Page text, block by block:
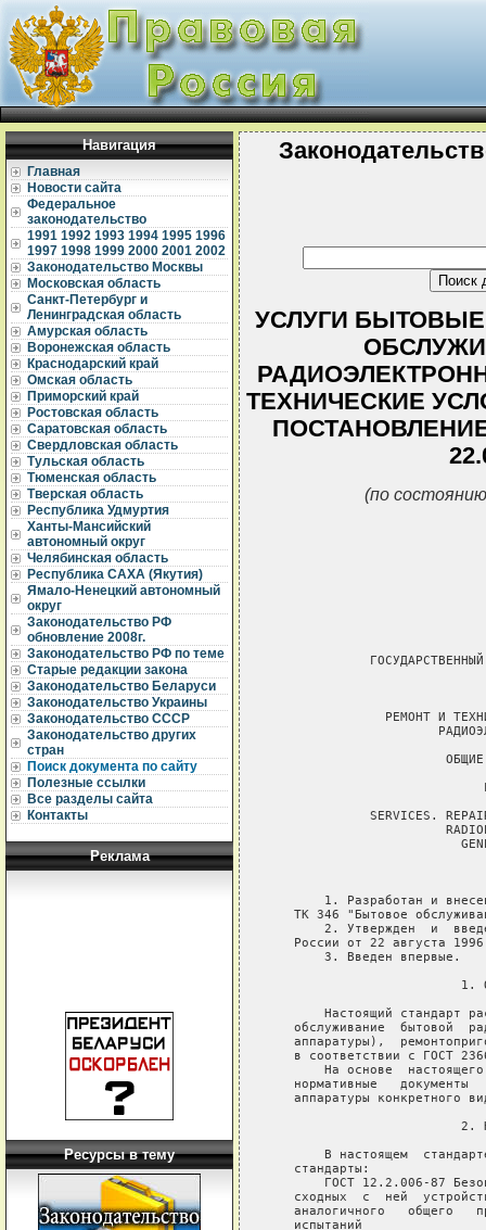
Навигация
Главная
Новости сайта
Федеральное
законодательство
1991 1992 1993 1994 1995 1996
1997 1998 1999 2000 2001 2002
Законодательство Москвы
Московская область
Санкт-Петербург и
Ленинградская область
Амурская область
Воронежская область
Краснодарский край
Омская область
Приморский край
Ростовская область
Саратовская область
Свердловская область
Тульская область
Тюменская область
Тверская область
Республика Удмуртия
Ханты-Мансийский
автономный округ
Челябинская область
Республика САХА (Якутия)
Ямало-Ненецкий автономный
округ
Законодательство РФ
обновление 2008г.
Законодательство РФ по теме
Старые редакции закона
Законодательство Беларуси
Законодательство Украины
Законодательство СССР
Законодательство других
стран
Поиск документа по сайту
Полезные ссылки
Все разделы сайта
Контакты
Реклама
Ресурсы в тему
УСЛУГИ
ТЕХНИЧЕСКИЕ
(по